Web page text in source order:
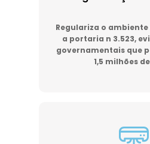
Regulariza o
a portaria n 3.523,
governamentais que
1,5 milhões